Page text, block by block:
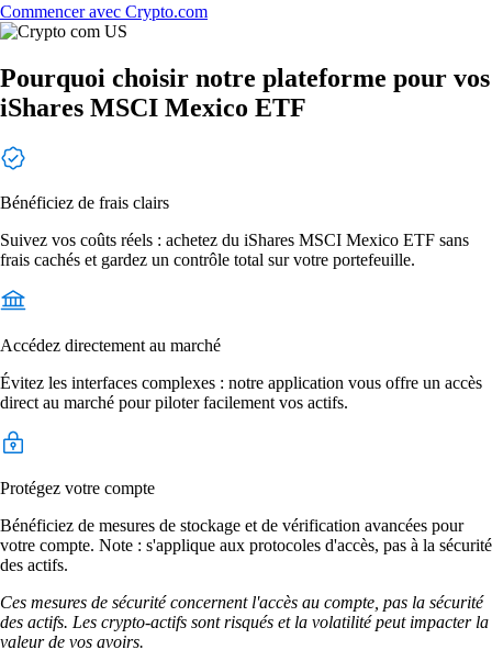
Commencer avec Crypto.com
Pourquoi choisir notre plateforme pour vos
iShares MSCI Mexico ETF
Bénéficiez de frais clairs
Suivez vos coûts réels : achetez du iShares MSCI Mexico ETF sans
frais cachés et gardez un contrôle total sur votre portefeuille.
Accédez directement au marché
Évitez les interfaces complexes : notre application vous offre un accès
direct au marché pour piloter facilement vos actifs.
Protégez votre compte
Bénéficiez de mesures de stockage et de vérification avancées pour
votre compte. Note : s'applique aux protocoles d'accès, pas à la sécurité
des actifs.
Ces mesures de sécurité concernent l'accès au compte, pas la sécurité
des actifs. Les crypto-actifs sont risqués et la volatilité peut impacter la
valeur de vos avoirs.